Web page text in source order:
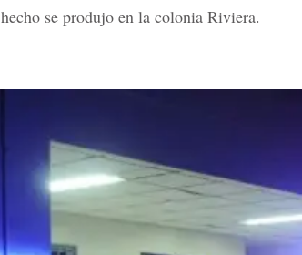
se produjo en la colonia Riviera.